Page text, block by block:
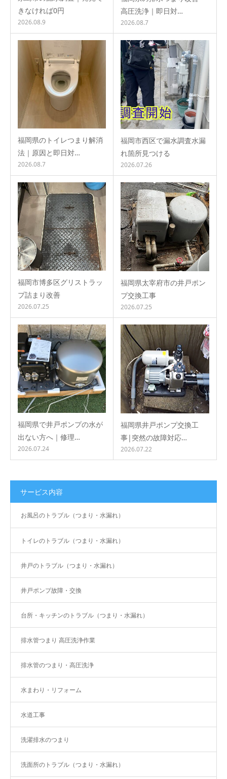
きなければ0円
2026.08.9
高圧洗浄｜即日対…
2026.08.7
福岡県のトイレつまり解消
法｜原因と即日対…
2026.08.7
福岡市西区で漏水調査水漏
れ箇所見つける
2026.07.26
福岡市博多区グリストラッ
プ詰まり改善
2026.07.25
福岡県太宰府市の井戸ポン
プ交換工事
2026.07.25
福岡県で井戸ポンプの水が
出ない方へ｜修理…
2026.07.24
福岡県井戸ポンプ交換工
事|突然の故障対応…
2026.07.22
サービス内容
お風呂のトラブル（つまり・水漏れ）
トイレのトラブル（つまり・水漏れ）
井戸のトラブル（つまり・水漏れ）
井戸ポンプ故障・交換
台所・キッチンのトラブル（つまり・水漏れ）
排水管つまり 高圧洗浄作業
排水管のつまり・高圧洗浄
水まわり・リフォーム
水道工事
洗濯排水のつまり
洗面所のトラブル（つまり・水漏れ）